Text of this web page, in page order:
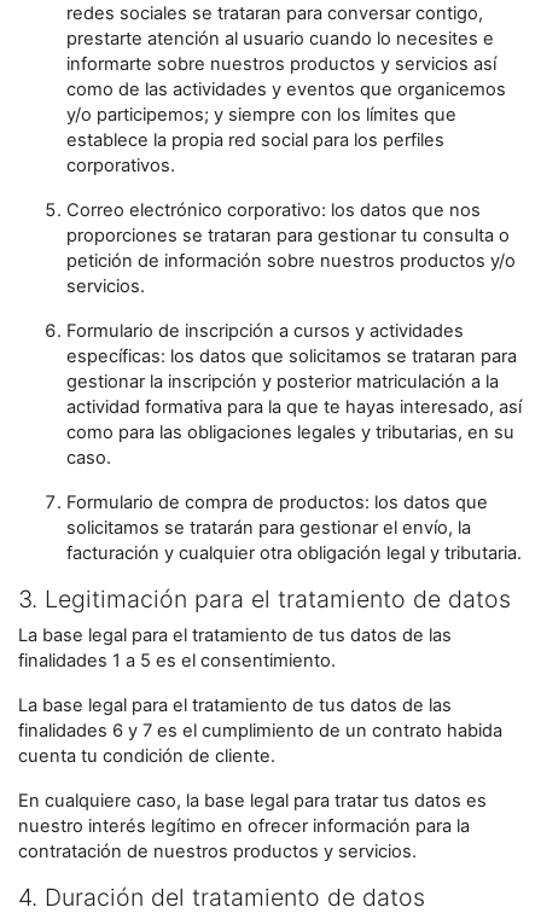
redes sociales se trataran para conversar contigo,
prestarte atención al usuario cuando lo necesites e
informarte sobre nuestros productos y servicios así
como de las actividades y eventos que organicemos
y/o participemos; y siempre con los límites que
establece la propia red social para los perfiles
corporativos.
Correo electrónico corporativo: los datos que nos
proporciones se trataran para gestionar tu consulta o
petición de información sobre nuestros productos y/o
servicios.
Formulario de inscripción a cursos y actividades
específicas: los datos que solicitamos se trataran para
gestionar la inscripción y posterior matriculación a la
actividad formativa para la que te hayas interesado, así
como para las obligaciones legales y tributarias, en su
caso.
Formulario de compra de productos: los datos que
solicitamos se tratarán para gestionar el envío, la
facturación y cualquier otra obligación legal y tributaria.
3. Legitimación para el tratamiento de datos
La base legal para el tratamiento de tus datos de las
finalidades 1 a 5 es el consentimiento.
La base legal para el tratamiento de tus datos de las
finalidades 6 y 7 es el cumplimiento de un contrato habida
cuenta tu condición de cliente.
En cualquiere caso, la base legal para tratar tus datos es
nuestro interés legítimo en ofrecer información para la
contratación de nuestros productos y servicios.
4. Duración del tratamiento de datos